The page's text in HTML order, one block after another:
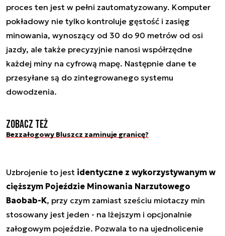
proces ten jest w pełni zautomatyzowany. Komputer
pokładowy nie tylko kontroluje gęstość i zasięg
minowania, wynoszący od 30 do 90 metrów od osi
jazdy, ale także precyzyjnie nanosi współrzędne
każdej miny na cyfrową mapę. Następnie dane te
przesyłane są do zintegrowanego systemu
dowodzenia.
Zobacz też
Bezzałogowy Bluszcz zaminuje granicę?
Uzbrojenie to jest identyczne z wykorzystywanym w
cięższym Pojeździe Minowania Narzutowego
Baobab-K, przy czym zamiast sześciu miotaczy min
stosowany jest jeden - na lżejszym i opcjonalnie
załogowym pojeździe. Pozwala to na ujednolicenie